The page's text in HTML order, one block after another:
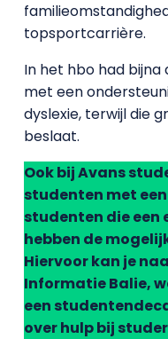
topsportcarrière.
In het hbo had
met een
dyslexie, terwijl die
beslaat.
Ook bij Avans
studenten met
studenten die een
hebben de
Hiervoor kan je
Informatie Balie,
een
over hulp bij